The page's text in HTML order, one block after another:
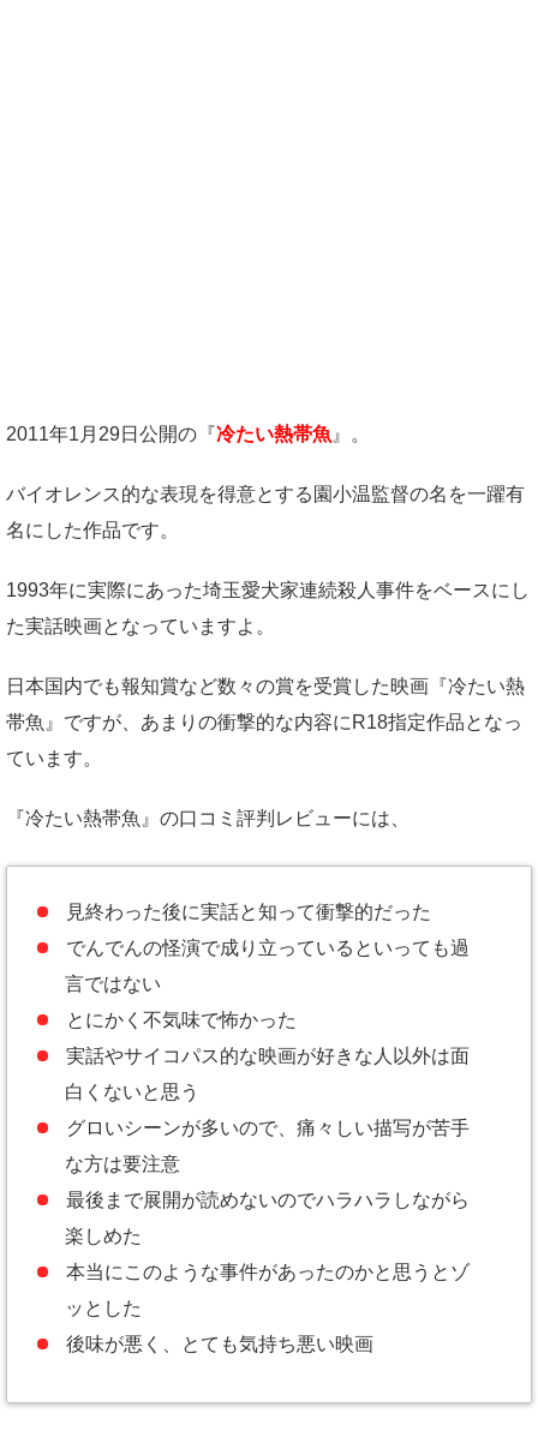
2011年1月29日公開の『冷たい熱帯魚 』。
バイオレンス的な表現を得意とする園小温監督の名を一躍有
名にした作品です。
1993年に実際にあった埼玉愛犬家連続殺人事件をベースにし
た実話映画となっていますよ。
日本国内でも報知賞など数々の賞を受賞した映画『冷たい熱
帯魚』ですが、あまりの衝撃的な内容にR18指定作品となっ
ています。
『冷たい熱帯魚』の口コミ評判レビューには、
見終わった後に実話と知って衝撃的だった
でんでんの怪演で成り立っているといっても過
言ではない
とにかく不気味で怖かった
実話やサイコパス的な映画が好きな人以外は面
白くないと思う
グロいシーンが多いので、痛々しい描写が苦手
な方は要注意
最後まで展開が読めないのでハラハラしながら
楽しめた
本当にこのような事件があったのかと思うとゾ
ッとした
後味が悪く、とても気持ち悪い映画